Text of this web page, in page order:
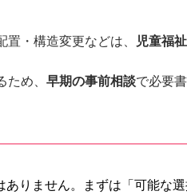
・構造変更などは、 児童福
め、 早期の事前相談で必要
りません。まずは「可能な選